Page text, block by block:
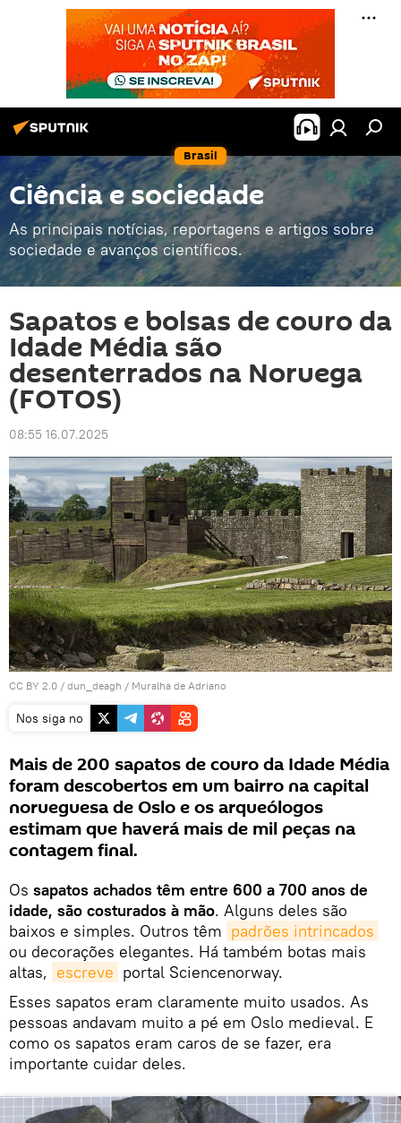
Brasil
Ciência e sociedade
As principais notícias, reportagens e artigos sobre
sociedade e avanços científicos.
Sapatos e bolsas de couro da
Idade Média são
desenterrados na Noruega
(FOTOS)
08:55 16.07.2025
CC BY 2.0 / dun_deagh / Muralha de Adriano
Nos siga no
Mais de 200 sapatos de couro da Idade Média
foram descobertos em um bairro na capital
norueguesa de Oslo e os arqueólogos
estimam que haverá mais de mil peças na
contagem final.
Os sapatos achados têm entre 600 a 700 anos de
idade, são costurados à mão. Alguns deles são
baixos e simples. Outros têm padrões intrincados
ou decorações elegantes. Há também botas mais
altas, escreve portal Sciencenorway.
Esses sapatos eram claramente muito usados. As
pessoas andavam muito a pé em Oslo medieval. E
como os sapatos eram caros de se fazer, era
importante cuidar deles.